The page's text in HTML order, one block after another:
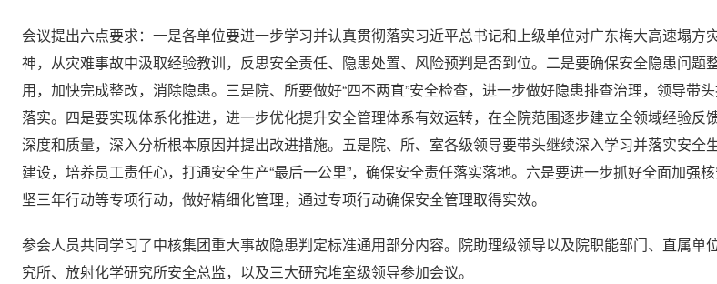
会议提出六点要求：一是各单位要进一步学习并认真贯彻落实习近平总书记和上级单位对广东梅大高速塌方
神，从灾难事故中汲取经验教训，反思安全责任、隐患处置、风险预判是否到位。二是要确保安全隐患问题
用，加快完成整改，消除隐患。三是院、所要做好“四不两直”安全检查，进一步做好隐患排查治理，领导带
落实。四是要实现体系化推进，进一步优化提升安全管理体系有效运转，在全院范围逐步建立全领域经验反
深度和质量，深入分析根本原因并提出改进措施。五是院、所、室各级领导要带头继续深入学习并落实安全
建设，培养员工责任心，打通安全生产“最后一公里”，确保安全责任落实落地。六是要进一步抓好全面加强
坚三年行动等专项行动，做好精细化管理，通过专项行动确保安全管理取得实效。
参会人员共同学习了中核集团重大事故隐患判定标准通用部分内容。院助理级领导以及院职能部门、直属单
究所、放射化学研究所安全总监，以及三大研究堆室级领导参加会议。